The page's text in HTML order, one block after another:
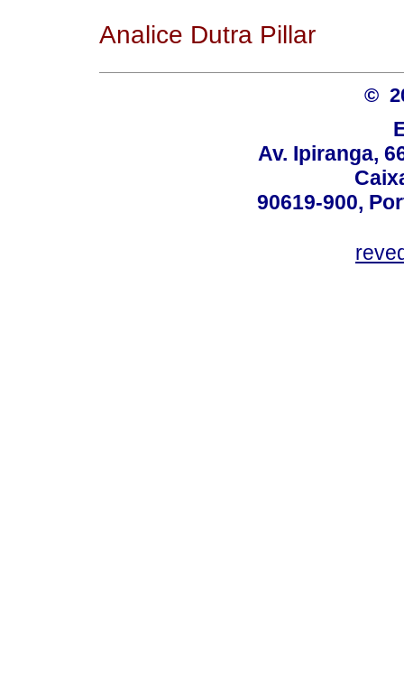
Analice Dutra Pillar
©
Av. Ipiranga,
90619-900,